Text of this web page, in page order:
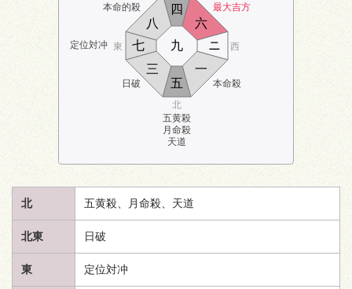
本命的殺 最大吉方
定位対冲
日破
五黄殺
月命殺
天道
本命殺
北
東 西
五
六
七
八
九
一
ニ
三
四
北 五黄殺、月命殺、 天道
北東 日破
東 定位対冲